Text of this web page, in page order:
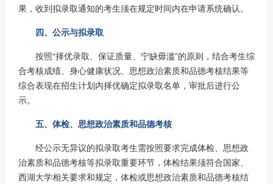
果，收到拟录取通知的考生须在规定时间内在申请系统确认。
四、公示与拟录取
按照“择优录取、保证质量、宁缺毋滥”的原则，结合考生综
合考核成绩、身心健康状况、思想政治素质和品德考核结果等
综合表现在招生计划内择优确定拟录取名单，审批后进行公
示。
五、体检、思想政治素质和品德考核
经公示无异议的拟录取考生需按照要求完成体检、思想政
治素质和品德考核等拟录取重要环节，体检结果须符合国家、
西湖大学相关要求和规定，体检或思想政治素质和品德考核结